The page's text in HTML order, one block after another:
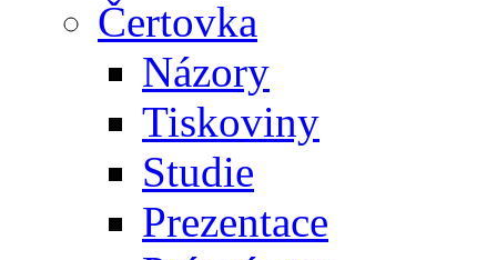
Čertovka
Názory
Tiskoviny
Studie
Prezentace